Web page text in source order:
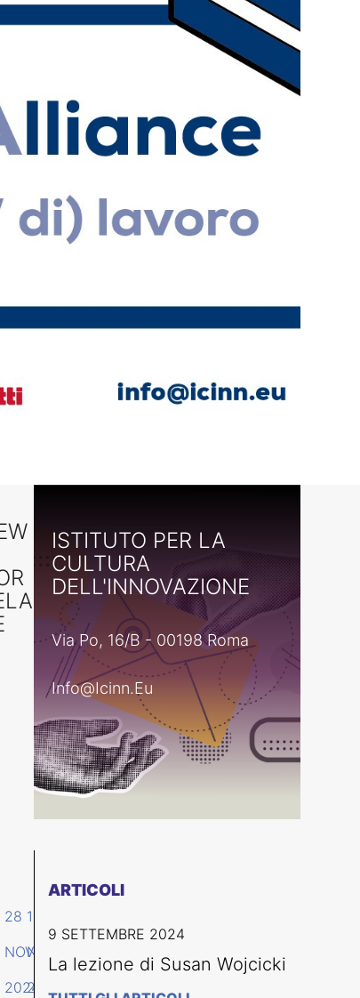
ISTITUTO PER LA
CULTURA
DELL'INNOVAZIONE
Via Po, 16/B - 00198 Roma
Info@icinn.eu
ARTICOLI
9 SETTEMBRE 2024
La lezione di Susan Wojcicki
28
NOVEMBRE
2024
19
NOVEMBRE
2024